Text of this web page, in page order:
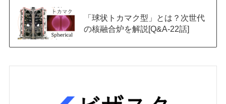
「球状トカマク型」とは？次世代
の核融合炉を解説[Q&A-22話]